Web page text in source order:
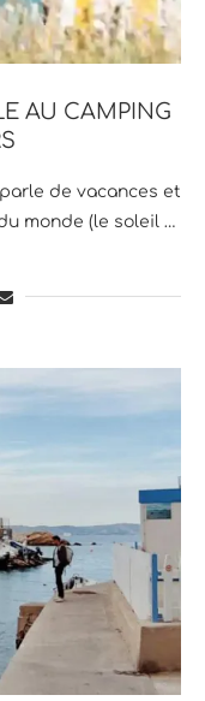
AU CAMPING
de vacances et
monde (le soleil …